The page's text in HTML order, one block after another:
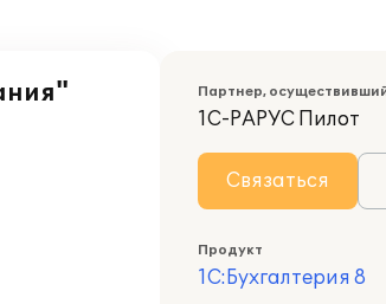
Партнер,
1С-РАРУС Пилот
Связаться
Продукт
1С:Бухгалтерия 8